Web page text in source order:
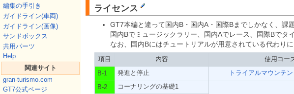
編集の手引き
ガイドライン(車両)
ガイドライン(画像)
サンドボックス
共用パーツ
Help
関連サイト
gran-turismo.com
GT7公式ページ
ライセンス
GT7本編と違って国内B・国内A・国際Bまでしかなく、課
国内Bでミュージックラリー、国内Aでレース、国際Bでタ
なお、国内Bにはチュートリアルが用意されている代わり
項目 内容 使用コー
B-1
発進と停止 トライアルマウンテ
B-2
コーナリングの基礎1